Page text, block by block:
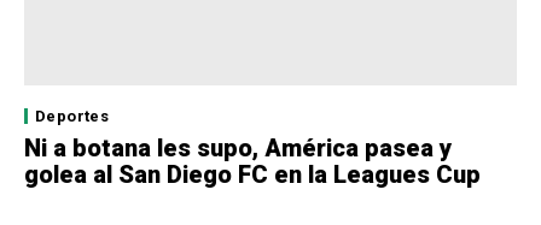
Deportes
Ni a botana les supo, América pasea y
golea al San Diego FC en la Leagues Cup